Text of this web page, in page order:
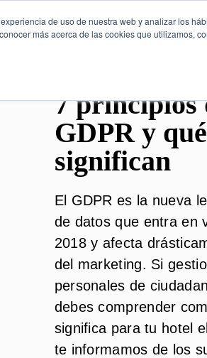
de uso de nuestra web y analizar los
más acerca de las cookies que utilizamos,
7 principios
GDPR y qué
significan
El GDPR es la nueva
de datos que entra en
2018 y afecta
del marketing. Si
personales de
debes comprender
significa para tu hotel
te informamos de los